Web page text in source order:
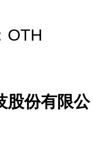
OTH
股份有限公